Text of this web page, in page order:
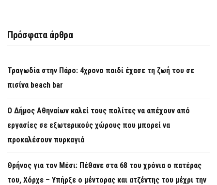
Πρόσφατα άρθρα
Τραγωδία στην Πάρο: 4χρονο παιδί έχασε τη ζωή του σε
πισίνα beach bar
Ο Δήμος Αθηναίων καλεί τους πολίτες να απέχουν από
εργασίες σε εξωτερικούς χώρους που μπορεί να
προκαλέσουν πυρκαγιά
Θρήνος για τον Μέσι: Πέθανε στα 68 του χρόνια ο πατέρας
του, Χόρχε – Υπήρξε ο μέντορας και ατζέντης του μέχρι την